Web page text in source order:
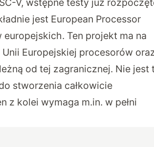
jest European Processor
Ten projekt ma na
Europejskiej procesorów
od tej zagranicznej. Nie jest
stworzenia całkowicie
z kolei wymaga m.in. w pełni